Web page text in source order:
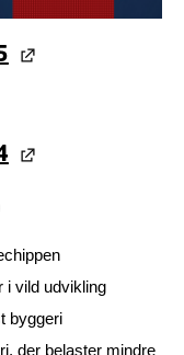
i vild udvikling
byggeri
der belaster mindre